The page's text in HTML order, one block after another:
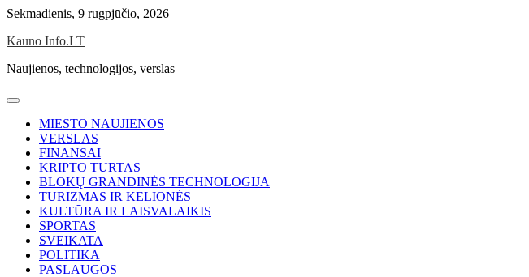
Skip
content
Sekmadienis, 9 rugpjūčio, 2026
Kauno Info.LT
Naujienos, technologijos, verslas
MIESTO NAUJIENOS
VERSLAS
FINANSAI
KRIPTO TURTAS
BLOKŲ GRANDINĖS TECHNOLOGIJA
TURIZMAS IR KELIONĖS
KULTŪRA IR LAISVALAIKIS
SPORTAS
SVEIKATA
POLITIKA
PASLAUGOS